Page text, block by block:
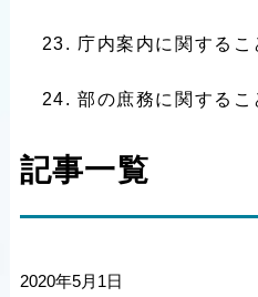
庁内案内に関するこ
部の庶務に関するこ
記事一覧
2020年5月1日